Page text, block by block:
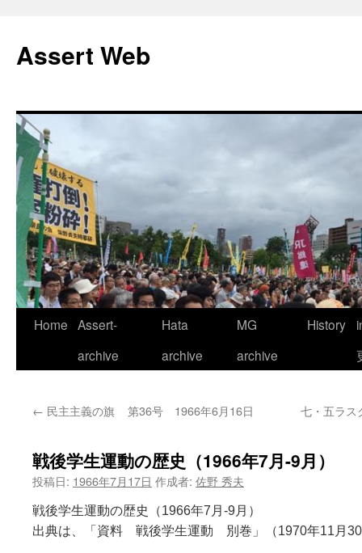
テ
ン
ス
キ
ッ
プ
Assert Web
Home Assert-
archive
Hata
archive
MG
archive
History
← 民主主義の旗 第36号 1966年6月16日 七・五ラス
戦後学生運動の歴史（1966年7月-9月）
投稿日: 1966年7月17日 作成者: 佐野 秀夫
戦後学生運動の歴史（1966年7月-9月）
出典は、「資料 戦後学生運動 別巻」（1970年11月30